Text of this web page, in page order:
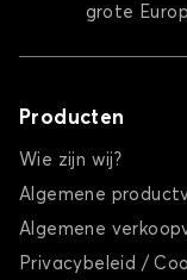
grote
Producten
Wie zijn wij?
Algemene
Algemene
Privacybeleid /